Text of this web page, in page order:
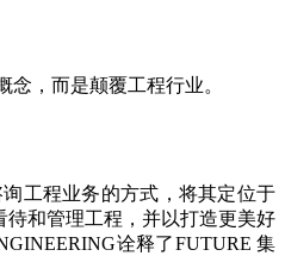
念，而是颠覆工程行业。
工程业务的方式，将其定位于
和管理工程，并以打造更美好
诠释了FUTURE 集